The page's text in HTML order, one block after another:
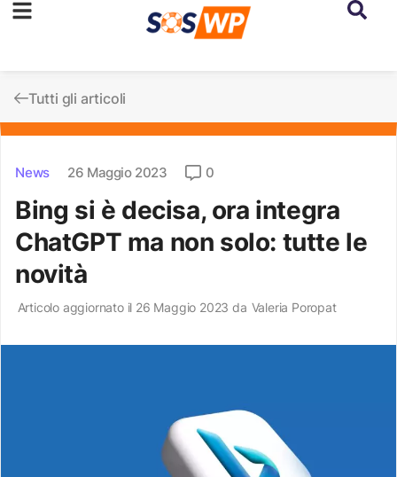
Tutti gli articoli
News 26 Maggio 2023 0
Bing si è decisa, ora integra
ChatGPT ma non solo: tutte le
novità
Articolo aggiornato il 26 Maggio 2023 da Valeria Poropat